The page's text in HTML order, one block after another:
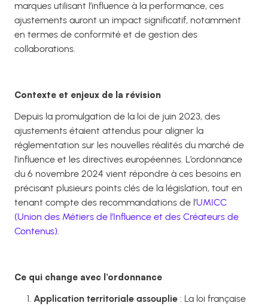
marques utilisant l’influence à la performance, ces
ajustements auront un impact significatif, notamment
en termes de conformité et de gestion des
collaborations.
Contexte et enjeux de la révision
Depuis la promulgation de la loi de juin 2023, des
ajustements étaient attendus pour aligner la
réglementation sur les nouvelles réalités du marché de
l’influence et les directives européennes. L’ordonnance
du 6 novembre 2024 vient répondre à ces besoins en
précisant plusieurs points clés de la législation, tout en
tenant compte des recommandations de l’UMICC
(Union des Métiers de l’Influence et des Créateurs de
Contenus).
Ce qui change avec l’ordonnance
Application territoriale assouplie : La loi française